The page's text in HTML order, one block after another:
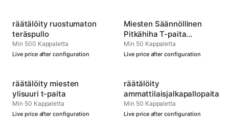
räätälöity ruostumaton
teräspullo
Min 500 Kappaletta
Live price after configuration
Miesten Säännöllinen
Pitkähiha T-paita
Pyöreällä Kauluksella
Min 50 Kappaletta
Live price after configuration
räätälöity miesten
ylisuuri t-paita
Min 50 Kappaletta
Live price after configuration
räätälöity
ammattilaisjalkapallopaita
Min 50 Kappaletta
Live price after configuration